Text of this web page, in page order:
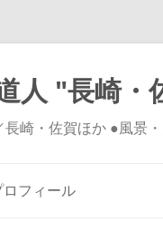
人 "長崎・
崎・佐賀ほか ●風景
ロフィール